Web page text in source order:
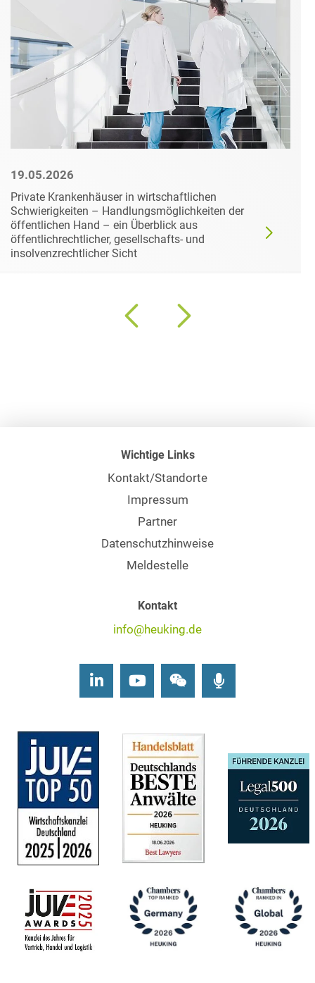
19.05.2026
Private Krankenhäuser in wirtschaftlichen
Schwierigkeiten – Handlungsmöglichkeiten der
öffentlichen Hand – ein Überblick aus
öffentlichrechtlicher, gesellschafts- und
insolvenzrechtlicher Sicht
Wichtige Links
Kontakt/Standorte
Impressum
Partner
Datenschutzhinweise
Meldestelle
Kontakt
info@heuking.de
LinkedInYoutubeWechat